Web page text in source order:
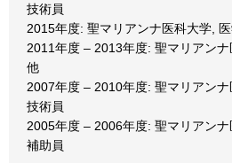
技術員
2015年度: 聖マリアンナ医科大学,
2011年度 – 2013年度: 聖マリアン
他
2007年度 – 2010年度: 聖マリアン
技術員
2005年度 – 2006年度: 聖マリアン
補助員